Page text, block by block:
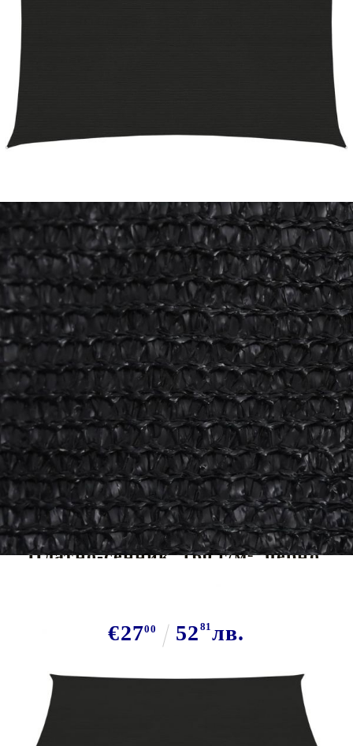
Сподели Tweet
Платно-сенник, 160 г/м², черно,
€2700 52 81 лв.